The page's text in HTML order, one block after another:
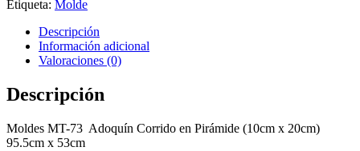
Etiqueta: Molde
Descripción
Información adicional
Valoraciones (0)
Descripción
Moldes MT-73 Adoquín Corrido en Pirámide (10cm x 20cm)
95.5cm x 53cm